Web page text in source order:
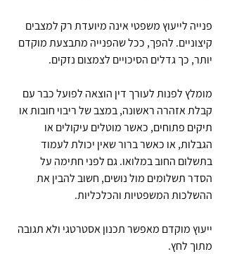
פנייה לייעוץ משפטי אינה מיועדת רק למצבים
קיצוניים. להפך, ככל שהפנייה מתבצעת מוקדם
יותר, כך גדלים הסיכויים לצמצום נזקים.
מומלץ לפנות לעורך דין הוצאה לפועל כבר עם
קבלת אזהרה ראשונה, במצב של ריבוי חובות או
תיקים פתוחים, כאשר מוטלים עיקולים או
הגבלות, או כאשר ברור שאין יכולת לעמוד
בתשלום החוב במלואו. גם לפני חתימה על
הסדר תשלומים מול נושים, חשוב להבין את
ההשלכות המשפטיות והכלכליות.
ייעוץ מוקדם מאפשר תכנון אסטרטגי ולא תגובה
מתוך לחץ.